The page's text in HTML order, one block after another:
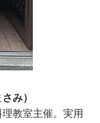
み）
教室主催。実用